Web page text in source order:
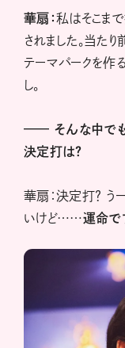
華扇：私はそこま
されました。当た
テーマパークを作
し。
—— そんな中で
決定打は？
華扇：決定打？ う
いけど……運命で